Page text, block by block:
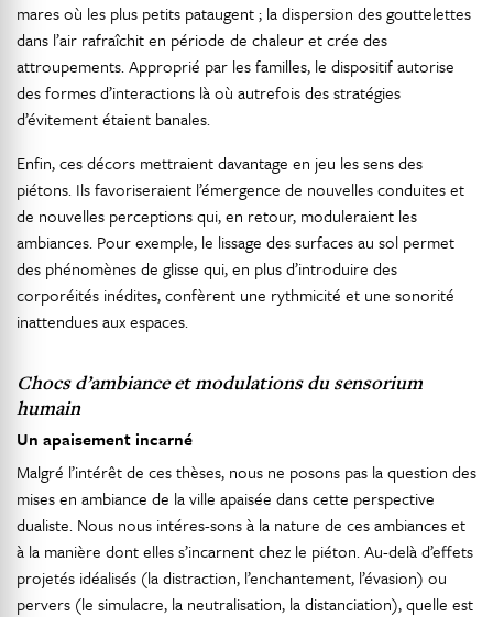
mares où les plus petits pataugent ; la dispersion des gouttelettes
dans l’air rafraîchit en période de chaleur et crée des
attroupements. Approprié par les familles, le dispositif autorise
des formes d’interactions là où autrefois des stratégies
d’évitement étaient banales.
Enfin, ces décors mettraient davantage en jeu les sens des
piétons. Ils favoriseraient l’émergence de nouvelles conduites et
de nouvelles perceptions qui, en retour, moduleraient les
ambiances. Pour exemple, le lissage des surfaces au sol permet
des phénomènes de glisse qui, en plus d’introduire des
corporéités inédites, confèrent une rythmicité et une sonorité
inattendues aux espaces.
Chocs d’ambiance et modulations dusensorium
humain
Un apaisement incarné
Malgré l’intérêt de ces thèses, nous ne posons pas la question des
mises en ambiance de la ville apaisée dans cette perspective
dualiste. Nous nous intéres-sons à la nature de ces ambiances et
à la manière dont elles s’incarnent chez le piéton. Au-delà d’effets
projetés idéalisés (la distraction, l’enchantement, l’évasion) ou
pervers (le simulacre, la neutralisation, la distanciation), quelle est